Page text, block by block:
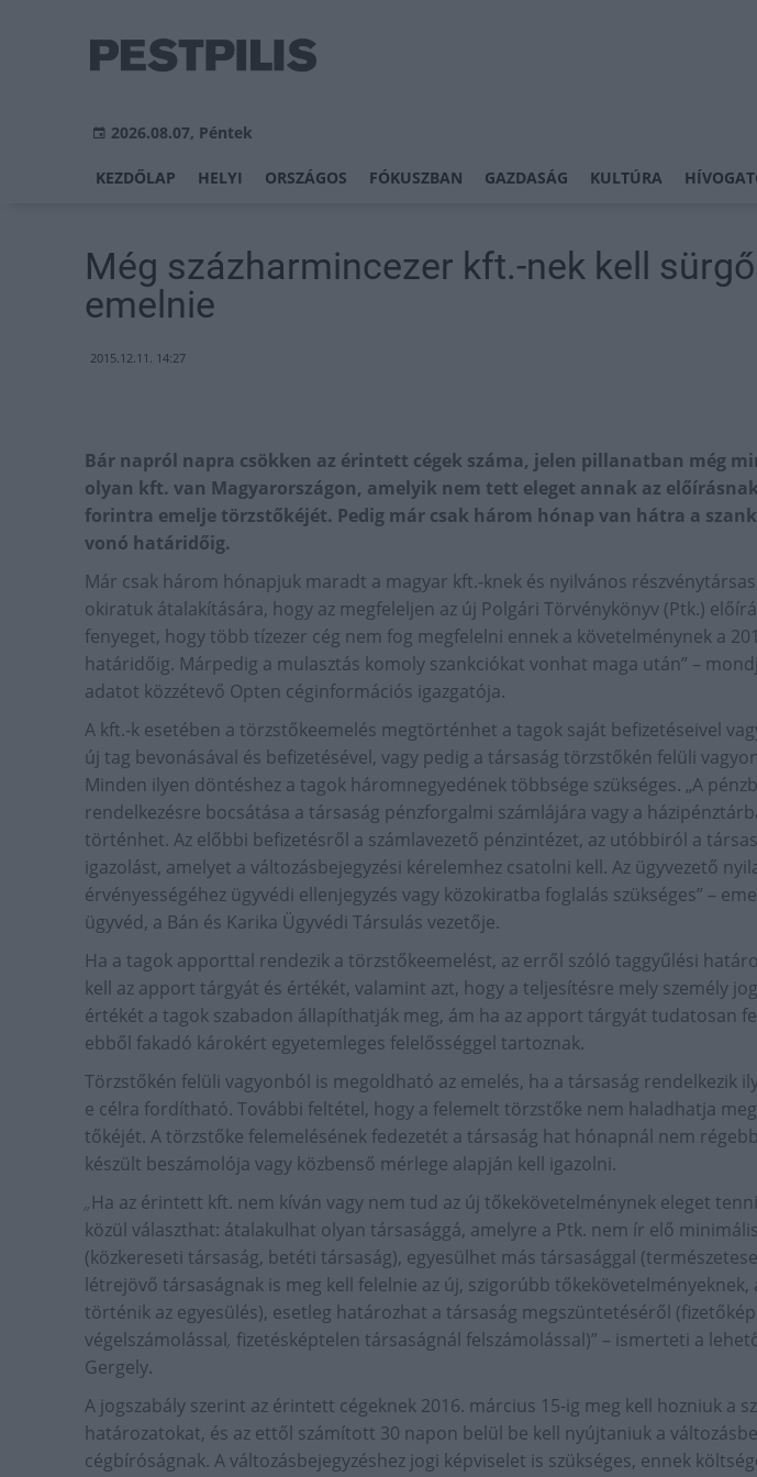
2026.08.07, Péntek
KEZDŐLAP HELYI ORSZÁGOS FÓKUSZBAN GAZDASÁG KULTÚRA
Még százharmincezer kft.-nek kell
emelnie
2015.12.11. 14:27
Bár napról napra csökken az érintett cégek száma, jelen pillanatban még
olyan kft. van Magyarországon, amelyik nem tett eleget annak az
forintra emelje törzstőkéjét. Pedig már csak három hónap van hátra a
vonó határidőig.
Már csak három hónapjuk maradt a magyar kft.-knek és nyilvános
okiratuk átalakítására, hogy az megfeleljen az új Polgári Törvénykönyv (Ptk.)
fenyeget, hogy több tízezer cég nem fog megfelelni ennek a követelménynek a
határidőig. Márpedig a mulasztás komoly szankciókat vonhat maga után” –
adatot közzétevő Opten céginformációs igazgatója.
A kft.-k esetében a törzstőkeemelés megtörténhet a tagok saját befizetéseivel
új tag bevonásával és befizetésével, vagy pedig a társaság törzstőkén felüli
Minden ilyen döntéshez a tagok háromnegyedének többsége szükséges. „A
rendelkezésre bocsátása a társaság pénzforgalmi számlájára vagy a
történhet. Az előbbi befizetésről a számlavezető pénzintézet, az utóbbiról a
igazolást, amelyet a változásbejegyzési kérelemhez csatolni kell. Az ügyvezető
érvényességéhez ügyvédi ellenjegyzés vagy közokiratba foglalás szükséges” –
ügyvéd, a Bán és Karika Ügyvédi Társulás vezetője.
Ha a tagok apporttal rendezik a törzstőkeemelést, az erről szóló taggyűlési
kell az apport tárgyát és értékét, valamint azt, hogy a teljesítésre mely személy
értékét a tagok szabadon állapíthatják meg, ám ha az apport tárgyát tudatosan
ebből fakadó károkért egyetemleges felelősséggel tartoznak.
Törzstőkén felüli vagyonból is megoldható az emelés, ha a társaság rendelkezik
e célra fordítható. További feltétel, hogy a felemelt törzstőke nem haladhatja
tőkéjét. A törzstőke felemelésének fedezetét a társaság hat hónapnál nem
készült beszámolója vagy közbenső mérlege alapján kell igazolni.
„Ha az érintett kft. nem kíván vagy nem tud az új tőkekövetelménynek eleget
közül választhat: átalakulhat olyan társasággá, amelyre a Ptk. nem ír elő
(közkereseti társaság, betéti társaság), egyesülhet más társasággal
létrejövő társaságnak is meg kell felelnie az új, szigorúbb tőkekövetelményeknek,
történik az egyesülés), esetleg határozhat a társaság megszüntetéséről
végelszámolással, fizetésképtelen társaságnál felszámolással)” – ismerteti a
Gergely.
A jogszabály szerint az érintett cégeknek 2016. március 15-ig meg kell hozniuk a
határozatokat, és az ettől számított 30 napon belül be kell nyújtaniuk a
cégbíróságnak. A változásbejegyzéshez jogi képviselet is szükséges, ennek